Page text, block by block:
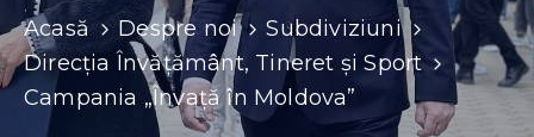
Funcții
vacante
Contacte
Acasă Despre noi
Subdiviziuni
Direcția Învățământ, Tineret și Sport
Campania „Învață în Moldova”